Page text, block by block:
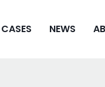
CASES NEWS